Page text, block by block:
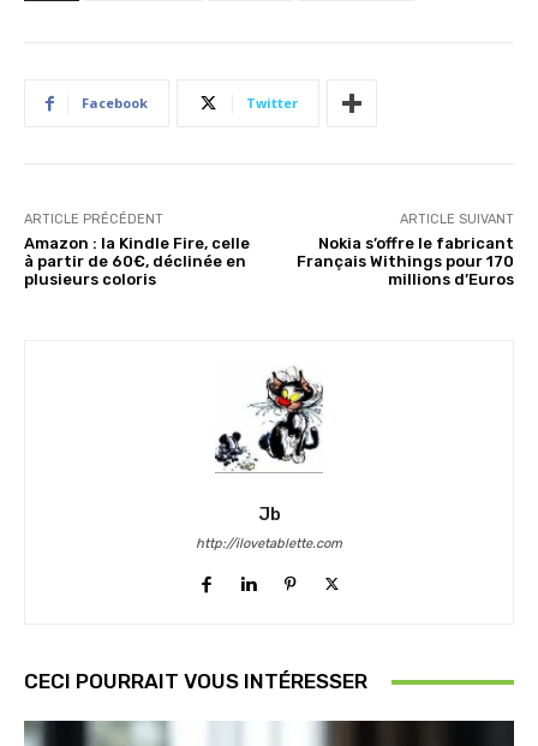
Facebook Twitter
ARTICLE PRÉCÉDENT
Amazon : la Kindle Fire, celle
à partir de 60€, déclinée en
plusieurs coloris
ARTICLE SUIVANT
Nokia s’offre le fabricant
Français Withings pour 170
millions d’Euros
Jb
http://ilovetablette.com
CECI POURRAIT VOUS INTÉRESSER